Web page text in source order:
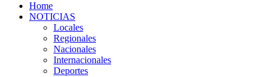
Home
NOTICIAS
Locales
Regionales
Nacionales
Internacionales
Deportes